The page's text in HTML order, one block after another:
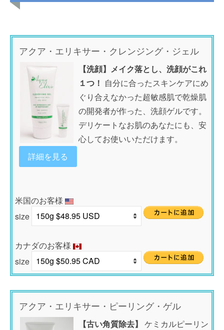
アクア・エリキサー・クレンジング・ジェル
【洗顔】メイク落とし、洗顔がこれ
１つ！ 自分に合ったスキンケアにめ
ぐり合えなかった超敏感肌で乾燥肌
の開発者が作った、洗顔ゲルです。
デリケートなお肌のあなたにも、安
心してお使いいただけます。
詳細を見る
米国のお客様
size
カナダのお客様
size
アクア・エリキサー・ピーリング・ゲル
【古い角質除去】 ケミカルピーリン